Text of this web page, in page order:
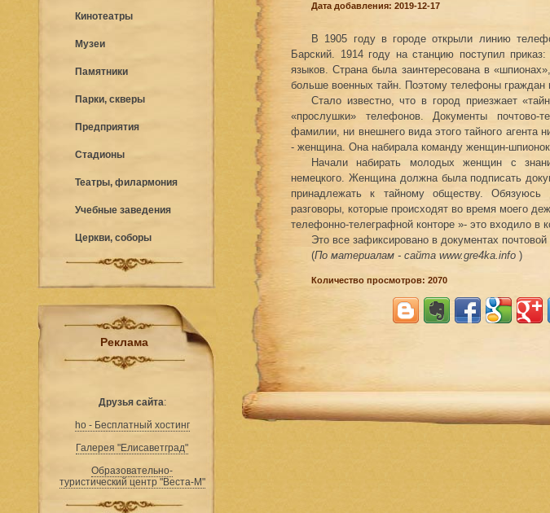
Кинотеатры
Музеи
Памятники
Парки, скверы
Предприятия
Стадионы
Театры, филармония
Учебные заведения
Церкви, соборы
Реклама
Друзья сайта:
ho - Бесплатный хостинг
Галерея "Елисаветград"
Образовательно-
туристический центр "Веста-М"
Дата добавления: 2019-12-17
В 1905 году в городе открыли линию
Барский. 1914 году на станцию ​​поступил
языков. Страна была заинтересована в
больше военных тайн. Поэтому телефоны граждан
Стало известно, что в город приезжает
«прослушки» телефонов. Документы почтово-
фамилии, ни внешнего вида этого тайного агента
- женщина. Она набирала команду женщин-
Начали набирать молодых женщин с
немецкого. Женщина должна была подписать
принадлежать к тайному обществу.
разговоры, которые происходят во время моего
телефонно-телеграфной конторе »- это входило в
Это все зафиксировано в документах
(По материалам - сайта www.gre4ka.info )
Количество просмотров: 2070